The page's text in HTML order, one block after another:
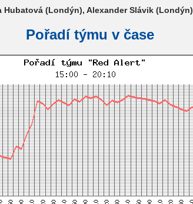
(Londýn), Alexander Slávik
Pořadí týmu v čase